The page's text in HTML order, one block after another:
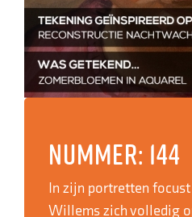
Nummer: 144
In zijn portretten
Willems zich volledig